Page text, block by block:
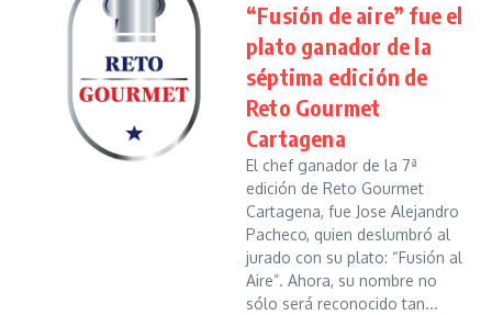
“Fusión de aire” fue el
plato ganador de la
séptima edición de
Reto Gourmet
Cartagena
El chef ganador de la 7ª
edición de Reto Gourmet
Cartagena, fue Jose Alejandro
Pacheco, quien deslumbró al
jurado con su plato: “Fusión al
Aire”. Ahora, su nombre no
sólo será reconocido tan...